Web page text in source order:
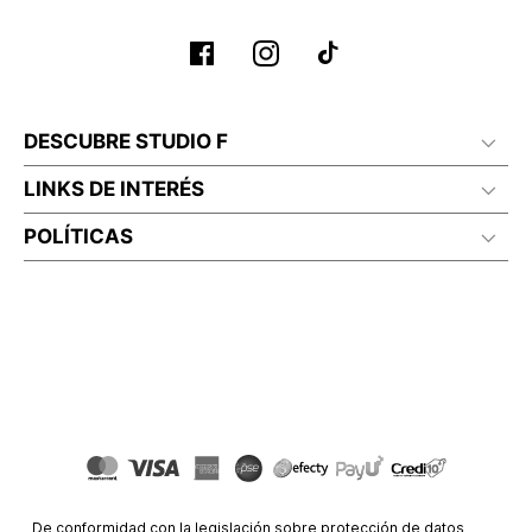
DESCUBRE STUDIO F
LINKS DE INTERÉS
POLÍTICAS
De conformidad con la legislación sobre protección de datos